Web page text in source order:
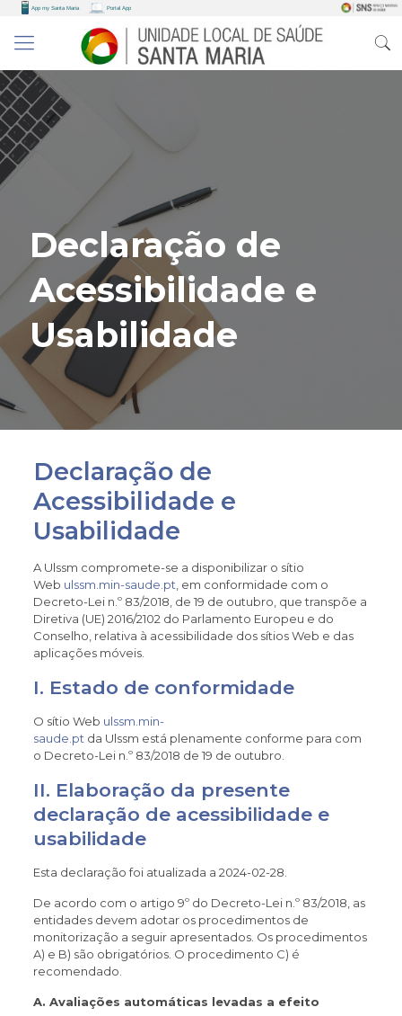
Declaração de
Acessibilidade e
Usabilidade
Declaração de
Acessibilidade e
Usabilidade
A Ulssm compromete-se a disponibilizar o sítio
Web ulssm.min-saude.pt , em conformidade com o
Decreto-Lei n.º 83/2018, de 19 de outubro, que transpõe a
Diretiva (UE) 2016/2102 do Parlamento Europeu e do
Conselho, relativa à acessibilidade dos sítios Web e das
aplicações móveis.
I. Estado de conformidade
O sítio Web ulssm.min-
saude.pt da Ulssm está plenamente conforme para com
o Decreto-Lei n.º 83/2018 de 19 de outubro.
II. Elaboração da presente
declaração de acessibilidade e
usabilidade
Esta declaração foi atualizada a 2024-02-28
De acordo com o artigo 9º do Decreto-Lei n.º 83/2018, as
entidades devem adotar os procedimentos de
monitorização a seguir apresentados. Os procedimentos
A) e B) são obrigatórios. O procedimento C) é
recomendado.
A. Avaliações automáticas levadas a efeito